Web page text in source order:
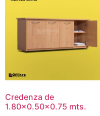
Credenza de
1.80×0.50×0.75 mts.